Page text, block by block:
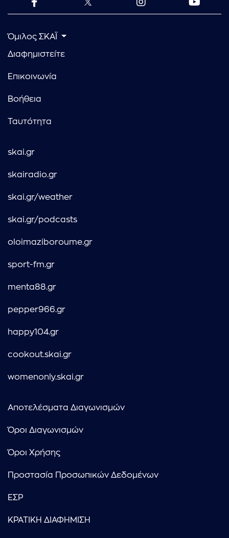
Όμιλος ΣΚΑΪ
Διαφημιστείτε
Επικοινωνία
Βοήθεια
Ταυτότητα
skai.gr
skairadio.gr
skai.gr/weather
skai.gr/podcasts
oloimaziboroume.gr
sport-fm.gr
menta88.gr
pepper966.gr
happy104.gr
cookout.skai.gr
womenonly.skai.gr
Αποτελέσματα Διαγωνισμών
Όροι Διαγωνισμών
Όροι Χρήσης
Προστασία Προσωπικών Δεδομένων
ΕΣΡ
ΚΡΑΤΙΚΗ ΔΙΑΦΗΜΙΣΗ